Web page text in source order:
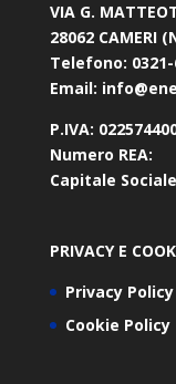
VIA G.
28062 CAMERI
Telefono:
Email:
P.IVA:
Numero REA:
Capitale
PRIVACY E
Privacy Policy
Cookie Policy